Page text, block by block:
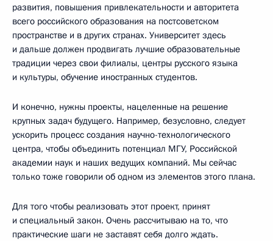
развития, повышения привлекательности и авторитета
всего российского образования на постсоветском
пространстве и в других странах. Университет здесь
и дальше должен продвигать лучшие образовательные
традиции через свои филиалы, центры русского языка
и культуры, обучение иностранных студентов.
И конечно, нужны проекты, нацеленные на решение
крупных задач будущего. Например, безусловно, следует
ускорить процесс создания научно-технологического
центра, чтобы объединить потенциал МГУ, Российской
академии наук и наших ведущих компаний. Мы сейчас
только тоже говорили об одном из элементов этого плана.
Для того чтобы реализовать этот проект, принят
и специальный закон. Очень рассчитываю на то, что
практические шаги не заставят себя долго ждать.